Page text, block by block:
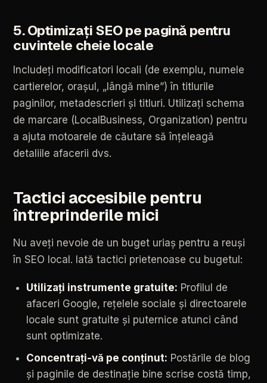
5.Optimizați SEOpe pagină pentru
cuvintele cheie locale
Includeți modificatori locali (de exemplu, numele
cartierelor, orașul, „lângă mine”) în titlurile
paginilor, metadescrieri și titluri. Utilizați schema
de marcare (LocalBusiness, Organization) pentru
a ajuta motoarele de căutare să înțeleagă
detaliile afacerii dvs.
Tactici accesibile pentru
întreprinderile mici
Nu aveți nevoie de un buget uriaș pentru a reuși
în SEO local. Iată tactici prietenoase cu bugetul:
Utilizați instrumente gratuite: Profilul de
afaceri Google, rețelele sociale și directoarele
locale sunt gratuite și puternice atunci când
sunt optimizate.
Concentrați-vă pe conținut: Postările de blog
și paginile de destinație bine scrise costă timp,